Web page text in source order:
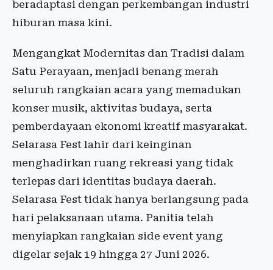
beradaptasi dengan perkembangan industri
hiburan masa kini.
Mengangkat Modernitas dan Tradisi dalam
Satu Perayaan, menjadi benang merah
seluruh rangkaian acara yang memadukan
konser musik, aktivitas budaya, serta
pemberdayaan ekonomi kreatif masyarakat.
Selarasa Fest lahir dari keinginan
menghadirkan ruang rekreasi yang tidak
terlepas dari identitas budaya daerah.
Selarasa Fest tidak hanya berlangsung pada
hari pelaksanaan utama. Panitia telah
menyiapkan rangkaian side event yang
digelar sejak 19 hingga 27 Juni 2026.